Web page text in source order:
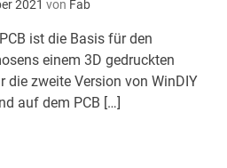
2021 von Fab
ist die Basis für den
einem 3D gedruckten
die zweite Version von WinDIY
auf dem PCB […]